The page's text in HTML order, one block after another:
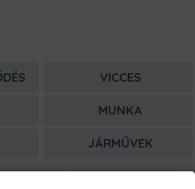
VICCES
MUNKA
JÁRMŰVEK